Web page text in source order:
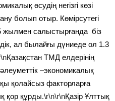
өсудің негізгі көзі
болып отыр. Көмірсутегі
жылмен салыстырғанда біз
ал былайғы дүниеде ол 1.3
Қазақстан ТМД елдерінің
–экономикалық
қолайсыз факторларға
қор құрды.\r\n\r\nҚазір Ұлттық